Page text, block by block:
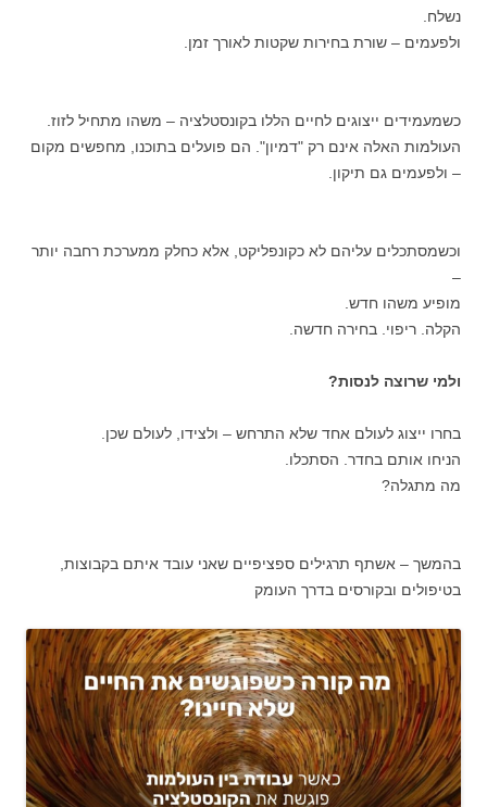
נשלח.
ולפעמים – שורת בחירות שקטות לאורך זמן.
כשמעמידים ייצוגים לחיים הללו בקונסטלציה – משהו מתחיל לזוז.
העולמות האלה אינם רק "דמיון". הם פועלים בתוכנו, מחפשים מקום
– ולפעמים גם תיקון.
וכשמסתכלים עליהם לא כקונפליקט, אלא כחלק ממערכת רחבה יותר
–
מופיע משהו חדש.
הקלה. ריפוי. בחירה חדשה.
ולמי שרוצה לנסות?
בחרו ייצוג לעולם אחד שלא התרחש – ולצידו, לעולם שכן.
הניחו אותם בחדר. הסתכלו.
מה מתגלה?
בהמשך – אשתף תרגילים ספציפיים שאני עובד איתם בקבוצות,
בטיפולים ובקורסים בדרך העומק